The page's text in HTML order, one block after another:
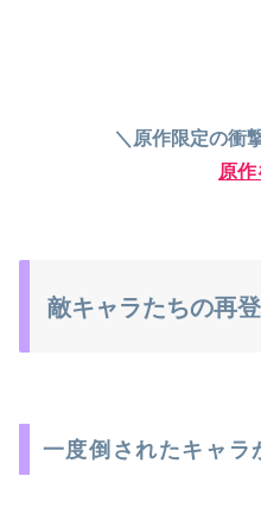
＼原作限定の衝
原
敵キャラたちの再
一度倒されたキャラ